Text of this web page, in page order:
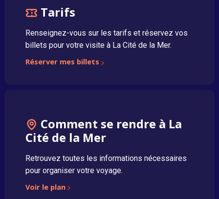
Tarifs
Renseignez-vous sur les tarifs et réservez vos
billets pour votre visite à La Cité de la Mer.
Réserver mes billets
Comment se rendre à La
Cité de la Mer
Retrouvez toutes les informations nécessaires
pour organiser votre voyage.
Voir le plan